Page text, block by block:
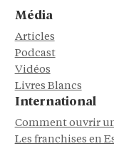
Média
Articles
Podcast
Vidéos
Livres Blancs
International
Comment ouvrir
Les franchises en